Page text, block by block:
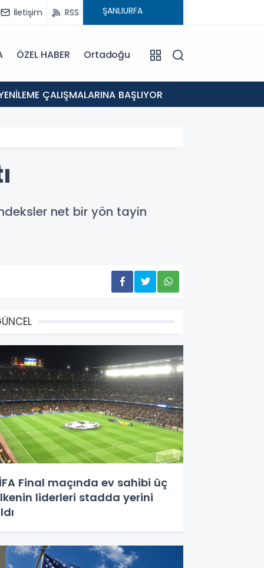
İletişim RSS
ÖZEL HABER Ortadoğu
ÇALIŞMALARINA BAŞLIYOR
net bir yön tayin
Final maçında ev sahibi üç
liderleri stadda yerini